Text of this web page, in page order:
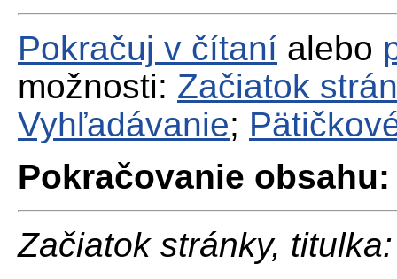
Pokračuj v čítaní alebo
možnosti: Začiatok
Vyhľadávanie;
Pokračovanie obsahu:
Začiatok stránky, titulka: